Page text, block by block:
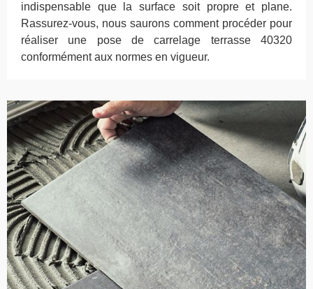
indispensable que la surface soit propre et plane.
Rassurez-vous, nous saurons comment procéder pour
réaliser une pose de carrelage terrasse 40320
conformément aux normes en vigueur.